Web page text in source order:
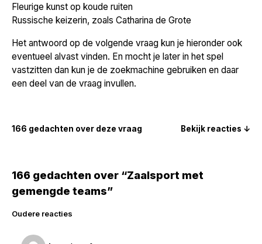
Fleurige kunst op koude ruiten
Russische keizerin, zoals Catharina de Grote
Het antwoord op de volgende vraag kun je hieronder ook
eventueel alvast vinden. En mocht je later in het spel
vastzitten dan kun je de zoekmachine gebruiken en daar
een deel van de vraag invullen.
166 gedachten over deze vraag Bekijk reacties ↓
166 gedachten over “Zaalsport met
gemengde teams”
Reacties
navigatie
Oudere reacties